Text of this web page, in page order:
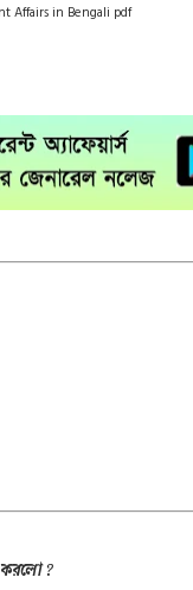
Affairs in Bengali pdf
?